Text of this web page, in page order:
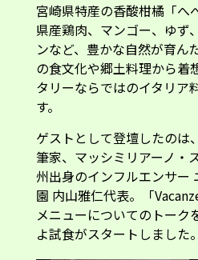
宮崎県特産の香酸柑橘「へ
県産鶏肉、マンゴー、ゆず
ンなど、豊かな自然が育ん
の食文化や郷土料理から着
タリーならではのイタリア
す。
ゲストとして登壇したのは
筆家、マッシミリアーノ・
州出身のインフルエンサー
園 内山雅仁代表。「
メニューについてのトーク
よ試食がスタートしました。